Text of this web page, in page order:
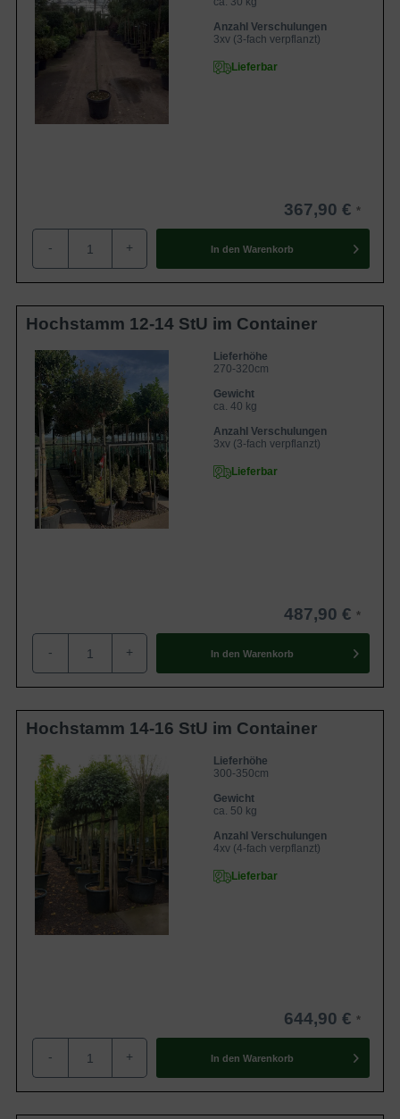
Anzahl Verschulungen
3xv (3-fach verpflanzt)
Lieferbar
367,90 €
- + In den Warenkorb
Hochstamm 12-14 StU im Container
Lieferhöhe
270-320cm
Gewicht
ca. 40 kg
Anzahl Verschulungen
3xv (3-fach verpflanzt)
Lieferbar
487,90 €
- + In den Warenkorb
Hochstamm 14-16 StU im Container
Lieferhöhe
300-350cm
Gewicht
ca. 50 kg
Anzahl Verschulungen
4xv (4-fach verpflanzt)
Lieferbar
644,90 €
- + In den Warenkorb